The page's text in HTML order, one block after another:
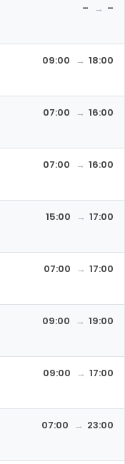
– –
09:00 18:00
07:00 16:00
07:00 16:00
15:00 17:00
07:00 17:00
09:00 19:00
09:00 17:00
07:00 23:00